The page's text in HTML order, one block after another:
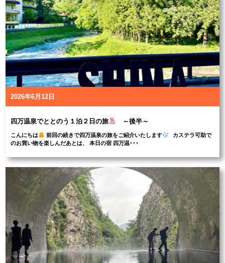
2026年6月12日
四万温泉でととのう１泊２日の旅 ～後半～
こんにちは 前回の続きで四万温泉の旅をご紹介いたします
カステラ可助で
のお買い物を楽しんだあとは、 本日の宿 四万温･･･